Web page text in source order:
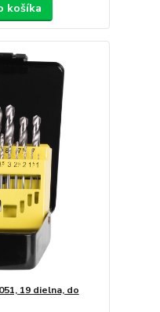
košíka
19 dielna, do